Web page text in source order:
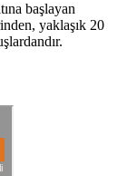
başlayan
yaklaşık 20